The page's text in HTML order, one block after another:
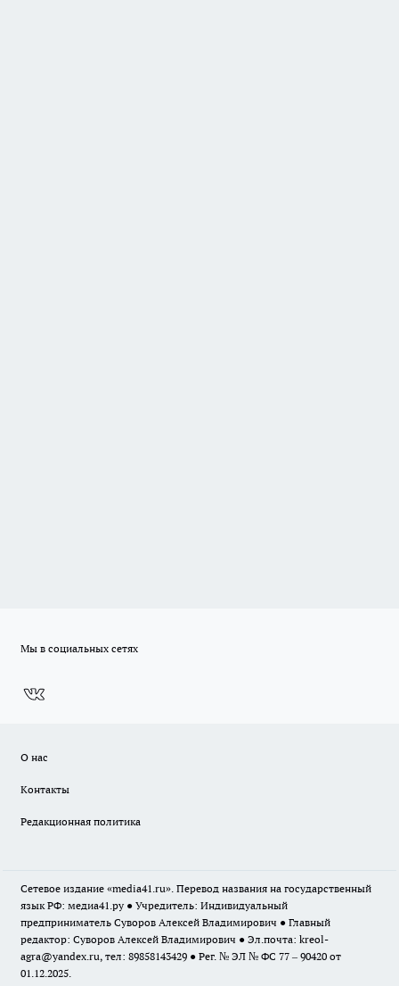
Мы в социальных сетях
О нас
Контакты
Редакционная политика
Сетевое издание «media41.ru». Перевод названия на государственный
язык РФ: медиа41.ру ● Учредитель: Индивидуальный
предприниматель Суворов Алексей Владимирович ● Главный
редактор: Суворов Алексей Владимирович ● Эл.почта: kreol-
agra@yandex.ru, тел: 89858143429 ● Рег. № ЭЛ № ФС 77 – 90420 от
01.12.2025.